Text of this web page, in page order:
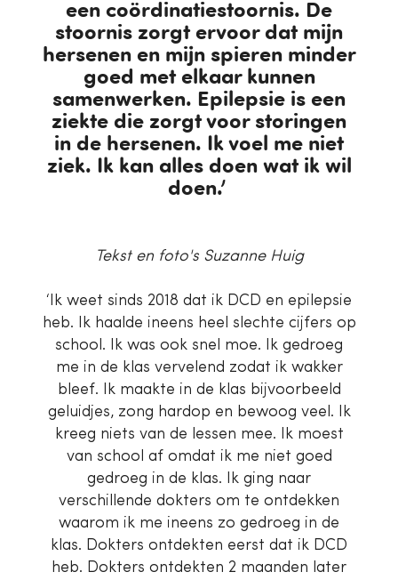
een coördinatiestoornis. De
stoornis zorgt ervoor dat mijn
hersenen en mijn spieren minder
goed met elkaar kunnen
samenwerken. Epilepsie is een
ziekte die zorgt voor storingen
in de hersenen. Ik voel me niet
ziek. Ik kan alles doen wat ik wil
doen.’
Tekst en foto's Suzanne Huig
‘Ik weet sinds 2018 dat ik DCD en epilepsie
heb. Ik haalde ineens heel slechte cijfers op
school. Ik was ook snel moe. Ik gedroeg
me in de klas vervelend zodat ik wakker
bleef. Ik maakte in de klas bijvoorbeeld
geluidjes, zong hardop en bewoog veel. Ik
kreeg niets van de lessen mee. Ik moest
van school af omdat ik me niet goed
gedroeg in de klas. Ik ging naar
verschillende dokters om te ontdekken
waarom ik me ineens zo gedroeg in de
klas. Dokters ontdekten eerst dat ik DCD
heb. Dokters ontdekten 2 maanden later